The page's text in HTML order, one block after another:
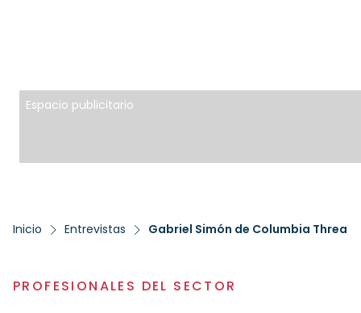
Espacio publicitario
Inicio Entrevistas Gabriel Simón de Columbia
PROFESIONALES DEL SECTOR